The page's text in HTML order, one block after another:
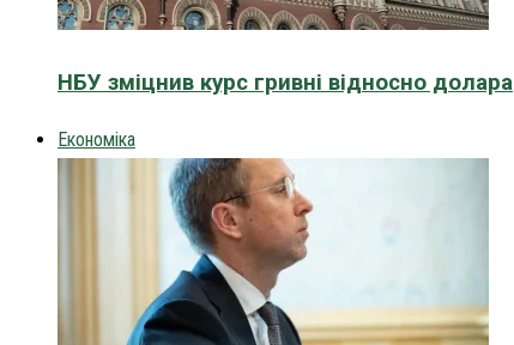
НБУ зміцнив курс гривні відносно долара
Економіка